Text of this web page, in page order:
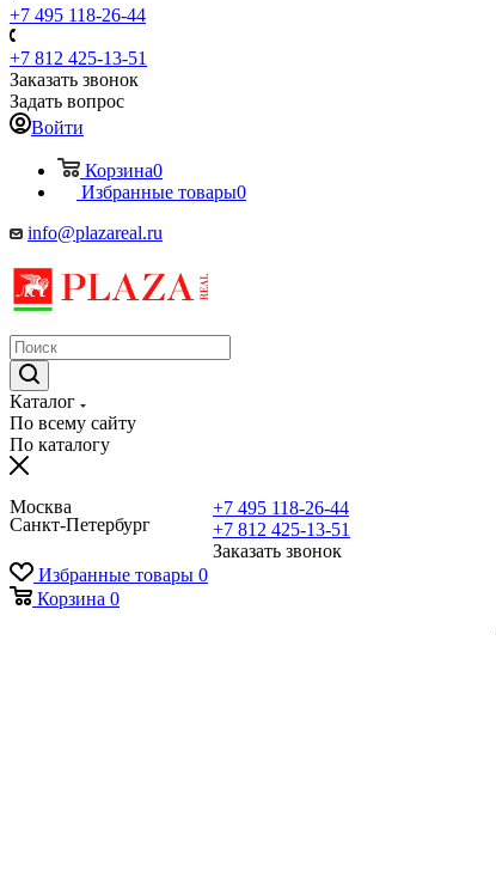
+7 495 118-26-44
+7 812 425-13-51
Заказать звонок
Задать вопрос
Войти
Корзина0
Избранные товары0
info@plazareal.ru
Каталог
По всему сайту
По каталогу
Москва
Санкт-Петербург
+7 495 118-26-44
+7 812 425-13-51
Заказать звонок
Избранные товары 0
Корзина 0